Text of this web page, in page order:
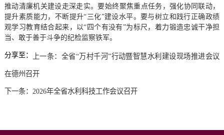
推动清廉机关建设走深走实。要始终聚焦重点任务，强化协同联动，
提升素质能力，不断提升“三化”建设水平。要与树立和践行正确政绩
观学习教育结合起来，以“四个有没有”为标尺，着力锻造忠诚干净担
当、敢于善于斗争的纪检监察铁军。
分享至： 上一条： 全省“万村千河”行动暨智慧水利建设现场推进会议
在德州召开
下一条： 2026年全省水利科技工作会议召开